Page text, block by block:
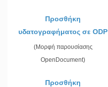
Προσθήκη
υδατογραφήματος σε ODP
(Μορφή παρουσίασης
OpenDocument)
Προσθήκη